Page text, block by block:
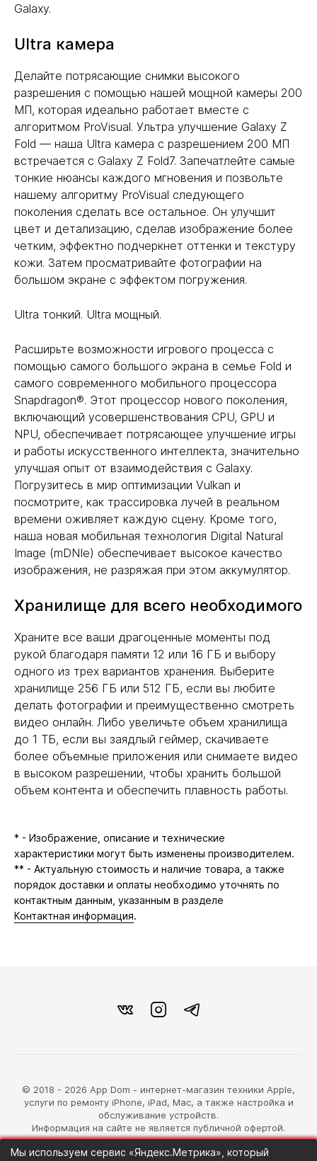
Galaxy.
Ultra камера
Делайте потрясающие снимки высокого
разрешения с помощью нашей мощной камеры 200
МП, которая идеально работает вместе с
алгоритмом ProVisual. Ультра улучшение Galaxy Z
Fold — наша Ultra камера с разрешением 200 МП
встречается с Galaxy Z Fold7. Запечатлейте самые
тонкие нюансы каждого мгновения и позвольте
нашему алгоритму ProVisual следующего
поколения сделать все остальное. Он улучшит
цвет и детализацию, сделав изображение более
четким, эффектно подчеркнет оттенки и текстуру
кожи. Затем просматривайте фотографии на
большом экране с эффектом погружения.
Ultra тонкий. Ultra мощный.
Расширьте возможности игрового процесса с
помощью самого большого экрана в семье Fold и
самого современного мобильного процессора
Snapdragon®. Этот процессор нового поколения,
включающий усовершенствования CPU, GPU и
NPU, обеспечивает потрясающее улучшение игры
и работы искусственного интеллекта, значительно
улучшая опыт от взаимодействия с Galaxy.
Погрузитесь в мир оптимизации Vulkan и
посмотрите, как трассировка лучей в реальном
времени оживляет каждую сцену. Кроме того,
наша новая мобильная технология Digital Natural
Image (mDNIe) обеспечивает высокое качество
изображения, не разряжая при этом аккумулятор.
Хранилище для всего необходимого
Храните все ваши драгоценные моменты под
рукой благодаря памяти 12 или 16 ГБ и выбору
одного из трех вариантов хранения. Выберите
хранилище 256 ГБ или 512 ГБ, если вы любите
делать фотографии и преимущественно смотреть
видео онлайн. Либо увеличьте объем хранилища
до 1 ТБ, если вы заядлый геймер, скачиваете
более объемные приложения или снимаете видео
в высоком разрешении, чтобы хранить большой
объем контента и обеспечить плавность работы.
* - Изображение, описание и технические
характеристики могут быть изменены производителем.
** - Актуальную стоимость и наличие товара, а также
порядок доставки и оплаты необходимо уточнять по
контактным данным, указанным в разделе
Контактная информация.
© 2018 - 2026 App Dom - интернет-магазин техники Apple,
услуги по ремонту iPhone, iPad, Mac, а также настройка и
обслуживание устройств.
Информация на сайте не является публичной офертой.
разработка магазина
Мы используем сервис «Яндекс.Метрика», который